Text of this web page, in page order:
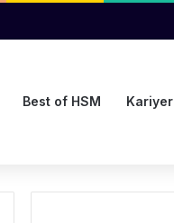
Best of HSM Kariyer